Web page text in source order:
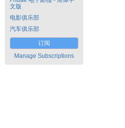
文版
电影俱乐部
汽车俱乐部
订阅
Manage Subscriptions